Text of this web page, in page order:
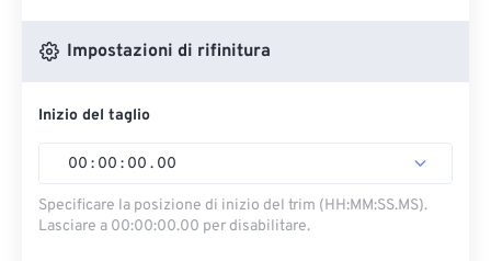
Impostazioni di rifinitura
Inizio del taglio
00 : 00 : 00 . 00
Specificare la posizione di inizio del trim (HH:MM:SS.MS).
Lasciare a 00:00:00.00 per disabilitare.